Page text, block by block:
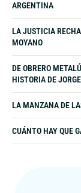
ARGENTINA
LA JUSTICIA
MOYANO
DE OBRERO
HISTORIA DE
LA MANZANA DE
CUÁNTO HAY QUE